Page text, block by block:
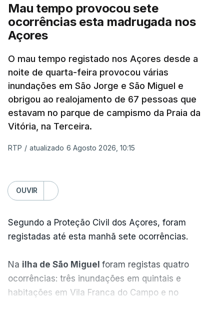
Mau tempo provocou sete
ocorrências esta madrugada nos
Açores
O mau tempo registado nos Açores desde a
noite de quarta-feira provocou várias
inundações em São Jorge e São Miguel e
obrigou ao realojamento de 67 pessoas que
estavam no parque de campismo da Praia da
Vitória, na Terceira.
RTP / atualizado 6 Agosto 2026, 10:15
OUVIR
Segundo a Proteção Civil dos Açores, foram
registadas até esta manhã sete ocorrências.
Na ilha de São Miguel foram registas quatro
ocorrências: três inundações em quintais e
habitações em Vila Franca do Campo e no